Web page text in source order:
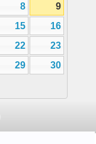
8
9
15
16
22
23
29
30